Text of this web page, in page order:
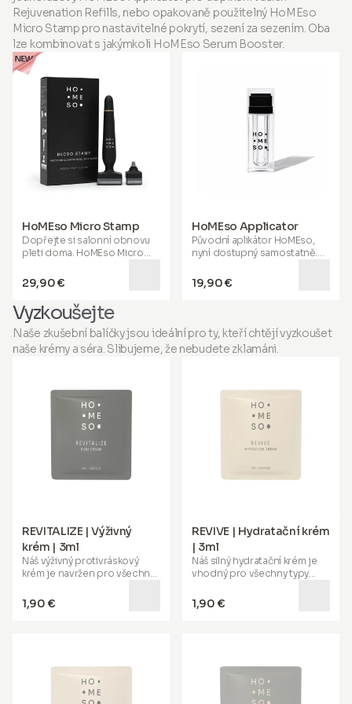
lesklejší vlasy a silnější, hladší
nehty, pomáhající vám
vypadat a cítit se co nejlépe.
Obohacen o MSM, kyselinu
kloubů, podporuje aktivní
stárnutí, napomáhá ke
sportovnímu zotavení a
podporuje funkci střev. Když
se zdraví a krása spojí,
prospíváte zevnitř ven a
pravá pohoda září zevnitř.
Rejuvenation Refills, nebo opakovaně použitelný HoMEso
Micro Stamp pro nastavitelné pokrytí, sezení za sezením. Oba
lze kombinovat s jakýmkoli HoMEso Serum Booster.
HoMEso Micro Stamp
Dopřejte si salonní obnovu
pleti doma. HoMEso Micro
mikrojehličky 0.50 mm, které
pomáhají odhalit hladší,
pevnější pleť a zdravěji
vypadající pokožku hlavy –
bez objednání.
29,90 €
HoMEso Applicator
Původní aplikátor HoMEso,
nyní dostupný samostatně.
zvoleným posilovačem séra a
poklepáváním se dopracujte
19,90 €
Vyzkoušejte
Naše zkušební balíčky jsou ideální pro ty, kteří chtějí vyzkoušet
naše krémy a séra. Slibujeme, že nebudete zklamáni.
REVITALIZE | Výživný
krém | 3ml
Náš výživný protivráskový
krém je navržen pro všechny
suchou a podrážděnou pleť
Pomáhá obnovit pružnost,
Speciální formule obohacená
bambucké máslo, peptidy,
1,90 €
REVIVE | Hydratační krém
| 3ml
Náš silný hydratační krém je
vhodný pro všechny typy
pomáhá hloubkově
hydratovat vaši pokožku,
hyaluronovou, saccharide
isomerát, bisabolol,
ceramidy, alfa-arbutin,
1,90 €